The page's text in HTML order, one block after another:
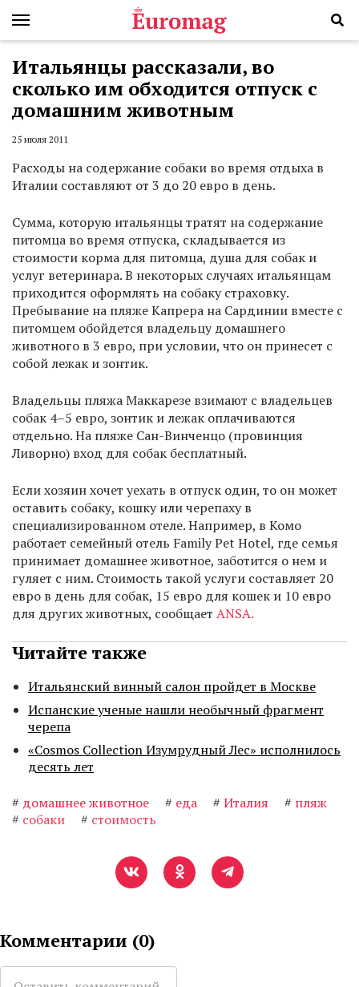
Итальянцы рассказали, во
сколько им обходится отпуск с
домашним животным
25 июля 2011
Расходы на содержание собаки во время отдыха в
Италии составляют от 3 до 20 евро в день.
Сумма, которую итальянцы тратят на содержание
питомца во время отпуска, складывается из
стоимости корма для питомца, душа для собак и
услуг ветеринара. В некоторых случаях итальянцам
приходится оформлять на собаку страховку.
Пребывание на пляже Капрера на Сардинии вместе с
питомцем обойдется владельцу домашнего
животного в 3 евро, при условии, что он принесет с
собой лежак и зонтик.
Владельцы пляжа Маккарезе взимают с владельцев
собак 4–5 евро, зонтик и лежак оплачиваются
отдельно. На пляже Сан-Винченцо (провинция
Ливорно) вход для собак бесплатный.
Если хозяин хочет уехать в отпуск один, то он может
оставить собаку, кошку или черепаху в
специализированном отеле. Например, в Комо
работает семейный отель Family Pet Hotel, где семья
принимает домашнее животное, заботится о нем и
гуляет с ним. Стоимость такой услуги составляет 20
евро в день для собак, 15 евро для кошек и 10 евро
для других животных, сообщает ANSA.
Читайте также
Итальянский винный салон пройдет в Москве
Испанские ученые нашли необычный фрагмент
черепа
«Cosmos Collection Изумрудный Лес» исполнилось
десять лет
# домашнее животное # еда # Италия # пляж
# собаки # стоимость
Комментарии (0)